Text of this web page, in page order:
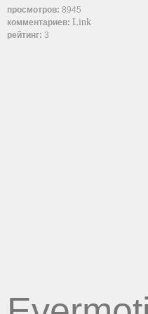
просмотров: 8945
комментариев: Link
рейтинг: 3